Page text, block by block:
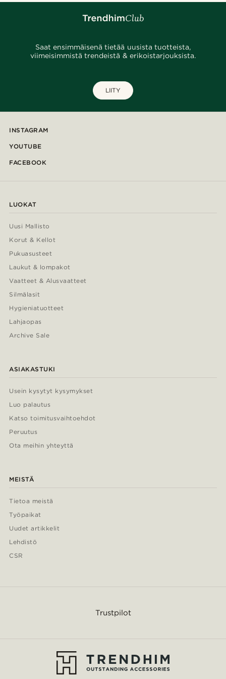
Saat ensimmäisenä tietää uusista tuotteista,
viimeisimmistä trendeistä & erikoistarjouksista.
LIITY
INSTAGRAM
YOUTUBE
FACEBOOK
LUOKAT
Uusi Mallisto
Korut & Kellot
Pukuasusteet
Laukut & lompakot
Vaatteet & Alusvaatteet
Silmälasit
Hygieniatuotteet
Lahjaopas
Archive Sale
ASIAKASTUKI
Usein kysytyt kysymykset
Luo palautus
Katso toimitusvaihtoehdot
Peruutus
Ota meihin yhteyttä
MEISTÄ
Tietoa meistä
Työpaikat
Uudet artikkelit
Lehdistö
CSR
Trustpilot